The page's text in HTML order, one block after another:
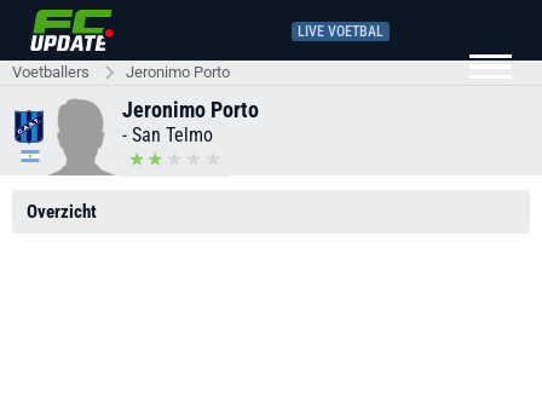
LIVE VOETBAL
Voetballers Jeronimo Porto
Jeronimo Porto
- San Telmo
Overzicht